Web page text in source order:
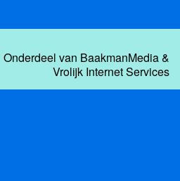
van BaakmanMedia&
Vrolijk Internet Services